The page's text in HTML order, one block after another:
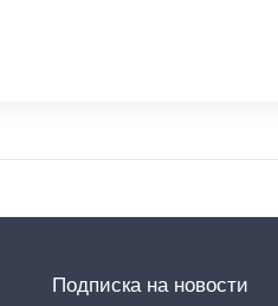
Подписка на новости